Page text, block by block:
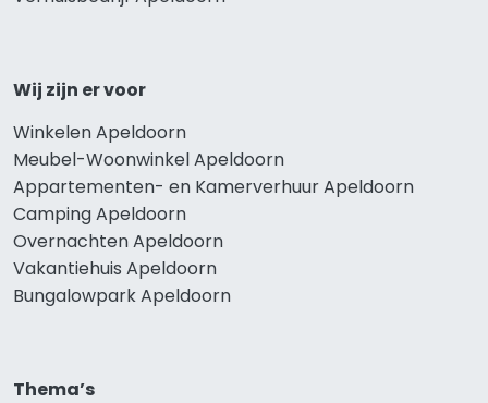
Wij zijn er voor
Winkelen Apeldoorn
Meubel-Woonwinkel Apeldoorn
Appartementen- en Kamerverhuur Apeldoorn
Camping Apeldoorn
Overnachten Apeldoorn
Vakantiehuis Apeldoorn
Bungalowpark Apeldoorn
Thema’s